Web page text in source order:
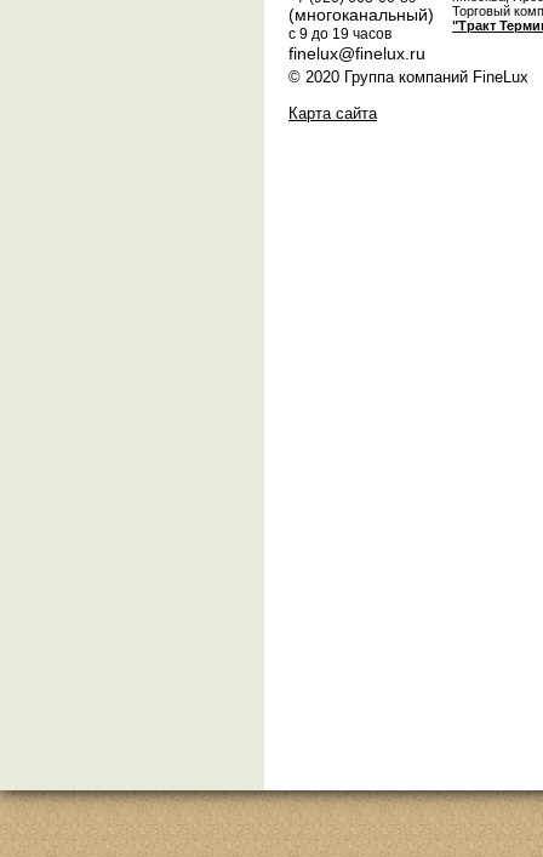
(многоканальный)
с 9 до 19 часов
finelux@finelux.ru
Торговый
"Тракт
© 2020 Группа компаний FineLux
Карта сайта